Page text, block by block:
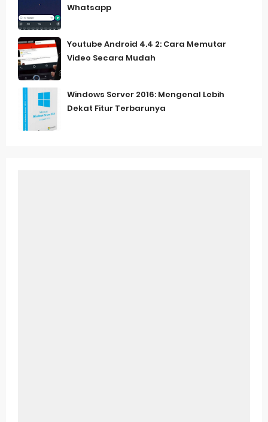
Whatsapp
Youtube Android 4.4 2: Cara Memutar
Video Secara Mudah
Windows Server 2016: Mengenal Lebih
Dekat Fitur Terbarunya